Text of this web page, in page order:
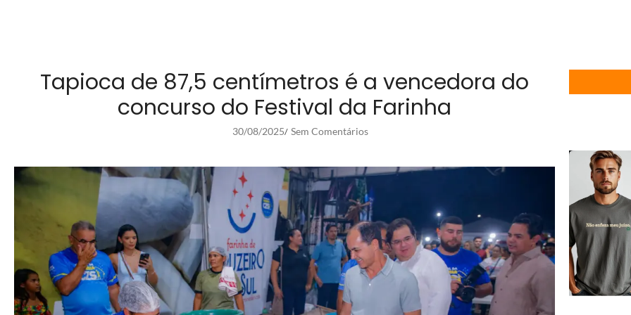
Tapioca de 87,5 centímetros é a vencedora do
concurso do Festival da Farinha
30/08/2025/ Sem Comentários